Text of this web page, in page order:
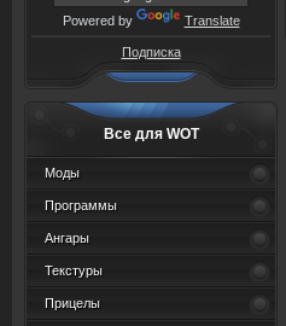
Powered by Translate
Подписка
Все для WOT
Моды
Программы
Ангары
Текстуры
Прицелы